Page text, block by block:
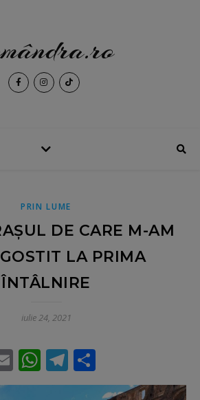
PRIN LUME
DE CARE M-AM
LA PRIMA
ÎNTÂLNIRE
iulie 24, 2021
EmailWhatsApp
Telegram